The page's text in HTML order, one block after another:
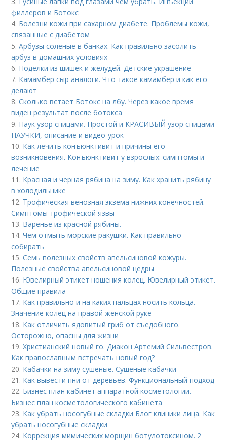
филлеров и Ботокс
4. Болезни кожи при сахарном диабете. Проблемы кожи,
связанные с диабетом
5.Арбузы соленые в банках. Как правильно засолить
арбуз в домашних условиях
6. Поделки из шишек и желудей. Детские украшение
7. Камамбер сыр аналоги. Что такое камамбер и как его
делают
8.Сколько встает Ботокс на лбу. Через какое время
виден результат после ботокса
9. Паук узор спицами. Простой и КРАСИВЫЙ узор спицами
ПАУЧКИ, описание и видео-урок
10. Как лечить конъюнктивит и причины его
возникновения. Конъюнктивит у взрослых: симптомы и
лечение
11. Красная и черная рябина на зиму. Как хранить рябину
в холодильнике
12. Трофическая венозная экзема нижних конечностей.
Симптомы трофической язвы
13. Варенье из красной рябины.
14.Чем отмыть морские ракушки. Как правильно
собирать
15.Семь полезных свойств апельсиновой кожуры.
Полезные свойства апельсиновой цедры
16. Ювелирный этикет ношения колец. Ювелирный этикет.
Общие правила
17. Как правильно и на каких пальцах носить кольца.
Значение колец на правой женской руке
18. Как отличить ядовитый гриб от съедобного.
Осторожно, опасны для жизни
19.Христианский новый го. Диакон Артемий Сильвестров.
Как православным встречать новый год?
20. Кабачки на зиму сушеные. Сушеные кабачки
21. Как вывести пни от деревьев. Функциональный подход
22. Бизнес план кабинет аппаратной косметологии.
Бизнес план косметологического кабинета
23. Как убрать носогубные складки Блог клиники лица. Как
убрать носогубные складки
24. Коррекция мимических морщин ботулотоксином. 2